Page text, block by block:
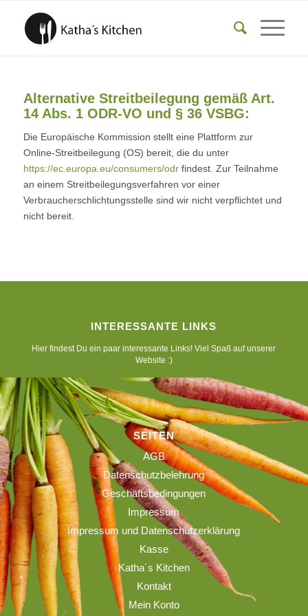
Alternative Streitbeilegung gemäß Art.
14 Abs. 1 ODR-VO und § 36 VSBG:
Die Europäische Kommission stellt eine Plattform zur
Online-Streitbeilegung (OS) bereit, die du unter
https://ec.europa.eu/consumers/odrfindest. Zur Teilnahme
an einem Streitbeilegungsverfahren vor einer
Verbraucherschlichtungsstelle sind wir nicht verpflichtet und
nicht bereit.
INTERESSANTE LINKS
Hier findest Du ein paar interessante Links! Viel Spaß auf unserer
Website :)
SEITEN
AGB
Datenschutzbelehrung
Geschäftsbedingungen
Impressum
Impressum und Datenschutzerklärung
Kasse
Katha´s Kitchen
Kontakt
Mein Konto